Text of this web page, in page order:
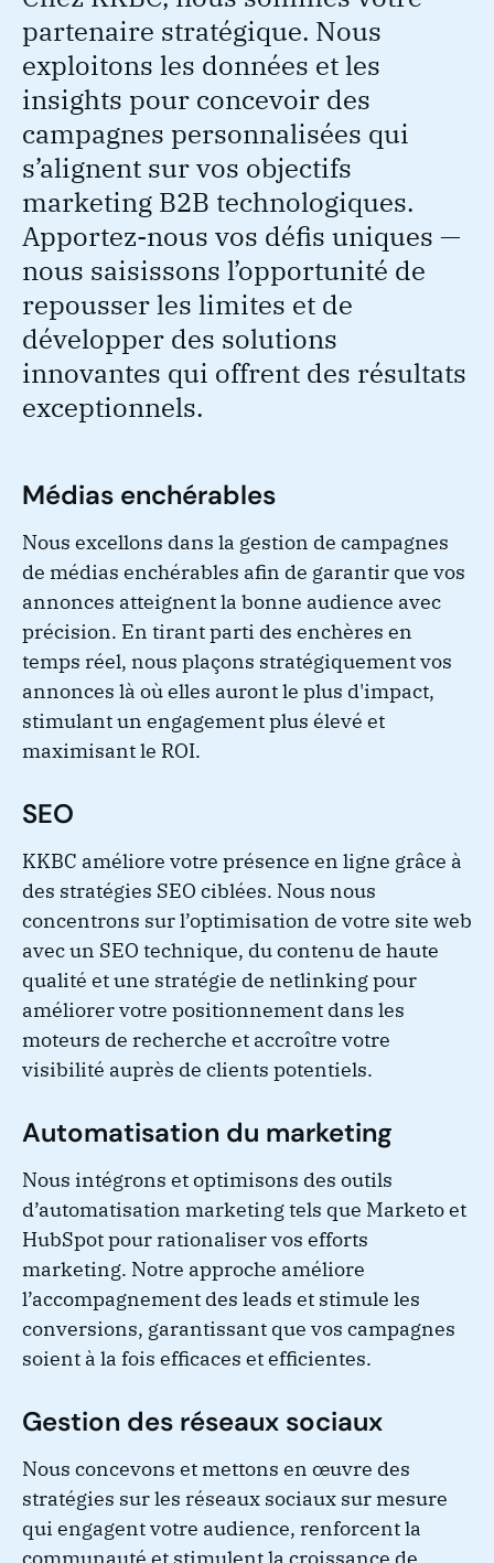
partenaire stratégique. Nous
exploitons les données et les
insights pour concevoir des
campagnes personnalisées qui
s’alignent sur vos objectifs
marketing B2B technologiques.
Apportez-nous vos défis uniques —
nous saisissons l’opportunité de
repousser les limites et de
développer des solutions
innovantes qui offrent des résultats
exceptionnels.
Médias enchérables
Nous excellons dans la gestion de campagnes
de médias enchérables afin de garantir que vos
annonces atteignent la bonne audience avec
précision. En tirant parti des enchères en
temps réel, nous plaçons stratégiquement vos
annonces là où elles auront le plus d'impact,
stimulant un engagement plus élevé et
maximisant le ROI.
SEO
KKBC améliore votre présence en ligne grâce à
des stratégies SEO ciblées. Nous nous
concentrons sur l’optimisation de votre site web
avec un SEO technique, du contenu de haute
qualité et une stratégie de netlinking pour
améliorer votre positionnement dans les
moteurs de recherche et accroître votre
visibilité auprès de clients potentiels.
Automatisation du marketing
Nous intégrons et optimisons des outils
d’automatisation marketing tels que Marketo et
HubSpot pour rationaliser vos efforts
marketing. Notre approche améliore
l’accompagnement des leads et stimule les
conversions, garantissant que vos campagnes
soient à la fois efficaces et efficientes.
Gestion des réseaux sociaux
Nous concevons et mettons en œuvre des
stratégies sur les réseaux sociaux sur mesure
qui engagent votre audience, renforcent la